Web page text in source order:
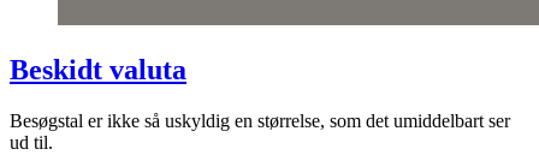
Beskidt valuta
Besøgstal er ikke så uskyldig en størrelse, som det umiddelbart ser
ud til.